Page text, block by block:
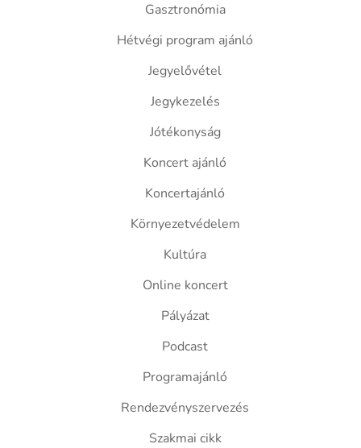
Gasztronómia
Hétvégi program ajánló
Jegyelővétel
Jegykezelés
Jótékonyság
Koncert ajánló
Koncertajánló
Környezetvédelem
Kultúra
Online koncert
Pályázat
Podcast
Programajánló
Rendezvényszervezés
Szakmai cikk